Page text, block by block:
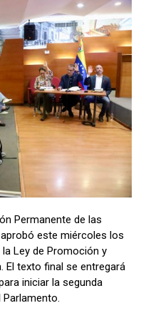
Permanente de las
este miércoles los
Ley de Promoción y
El texto final se entregará
iniciar la segunda